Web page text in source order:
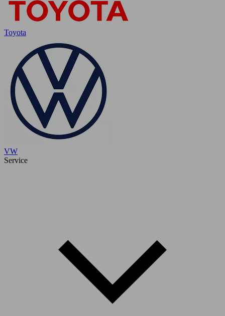
Toyota
VW
Service